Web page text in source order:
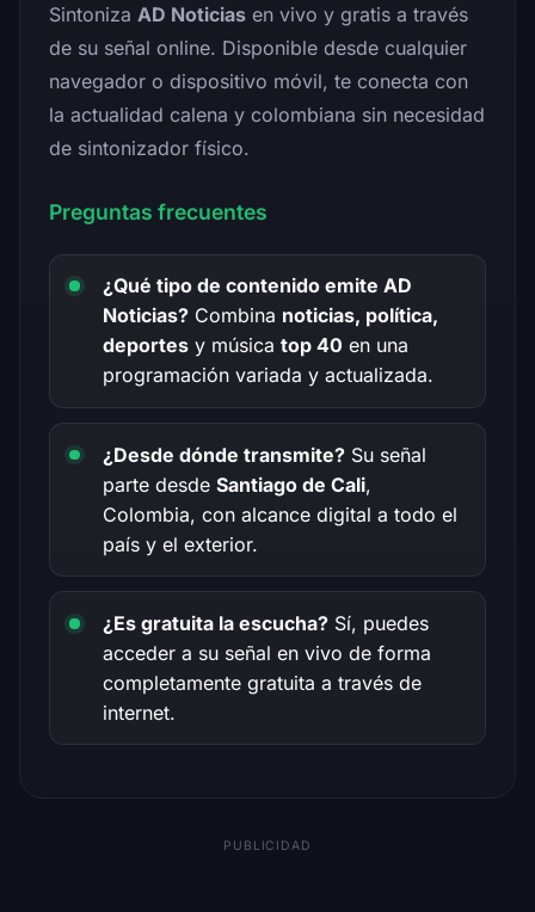
Sintoniza AD Noticias en vivo y gratis a través
de su señal online. Disponible desde cualquier
navegador o dispositivo móvil, te conecta con
la actualidad calena y colombiana sin necesidad
de sintonizador físico.
Preguntas frecuentes
¿Qué tipo de contenido emite AD
Noticias? Combina noticias, política,
deportes y música top 40 en una
programación variada y actualizada.
¿Desde dónde transmite? Su señal
parte desde Santiago de Cali,
Colombia, con alcance digital a todo el
país y el exterior.
¿Es gratuita la escucha? Sí, puedes
acceder a su señal en vivo de forma
completamente gratuita a través de
internet.
PUBLICIDAD